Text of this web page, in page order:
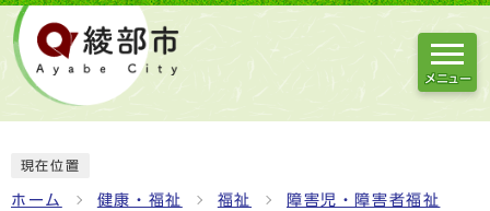
メニュー
現在位置
ホーム 健康・福祉 福祉 障害児・障害者福祉